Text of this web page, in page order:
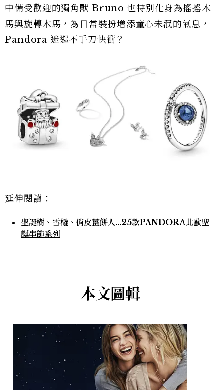
中備受歡迎的獨角獸 Bruno 也特別化身為搖搖木
馬與旋轉木馬，為日常裝扮增添童心未泯的氣息，
Pandora 迷還不手刀快衝？
延伸閱讀：
聖誕樹、雪橇、俏皮薑餅人...25款PANDORA北歐聖
誕串飾系列
本文圖輯